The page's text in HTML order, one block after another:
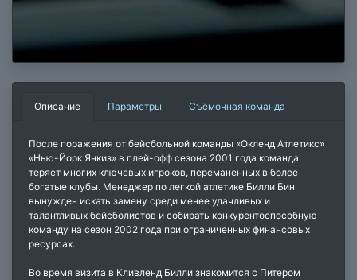
Описание Параметры Съёмочная команда
После поражения от бейсбольной команды «Окленд Атлетикс»
«Нью-Йорк Янкиз» в плей-офф сезона 2001 года команда
теряет многих ключевых игроков, переманенных в более
богатые клубы. Менеджер по легкой атлетике Билли Бин
вынужден искать замену среди менее удачливых и
талантливых бейсболистов и собирать конкурентоспособную
команду на сезон 2002 года при ограниченных финансовых
ресурсах.
Во время визита в Кливленд Билли знакомится с Питером